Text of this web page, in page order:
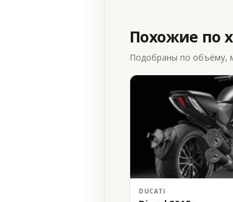
Похожие по
Подобраны по объёму,
DUCATI